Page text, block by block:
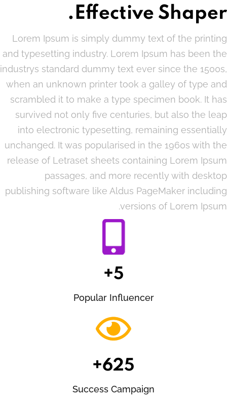
Effective Shaper.
Lorem Ipsum is simply dummy text of the printing
and typesetting industry. Lorem Ipsum has been the
industrys standard dummy text ever since the 1500s,
when an unknown printer took a galley of type and
scrambled it to make a type specimen book. It has
survived not only five centuries, but also the leap
into electronic typesetting, remaining essentially
unchanged. It was popularised in the 1960s with the
release of Letraset sheets containing Lorem Ipsum
passages, and more recently with desktop
publishing software like Aldus PageMaker including
versions of Lorem Ipsum.
5+
Popular Influencer
625+
Success Campaign